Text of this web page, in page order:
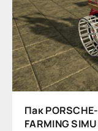
Пак
FARMING